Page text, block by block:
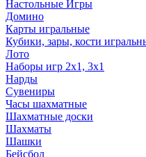
Настольные Игры
Домино
Карты игральные
Кубики, зары, кости
Лото
Наборы игр 2х1, 3х1
Нарды
Сувениры
Часы шахматные
Шахматные доски
Шахматы
Шашки
Бейсбол